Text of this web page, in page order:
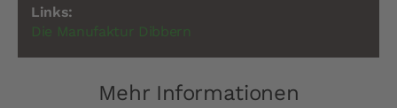
Links:
Die Manufaktur Dibbern
Mehr Informationen